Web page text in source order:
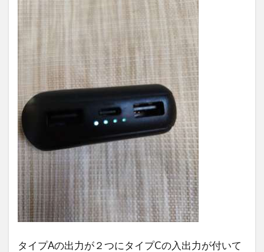
タイプAの出力が２つにタイプCの入出力が付いて